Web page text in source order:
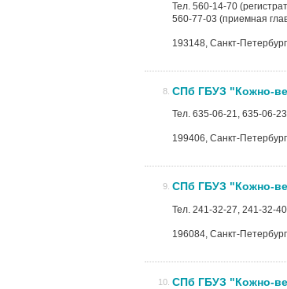
Тел. 560-14-70
560-77-03 (приемная
193148, Санкт-
СПб ГБУЗ "Кожно-
Тел. 635-06-21, 635-06-
199406, Санкт-
СПб ГБУЗ "Кожно-
Тел. 241-32-27, 241-32-40
196084, Санкт-
СПб ГБУЗ "Кожно-